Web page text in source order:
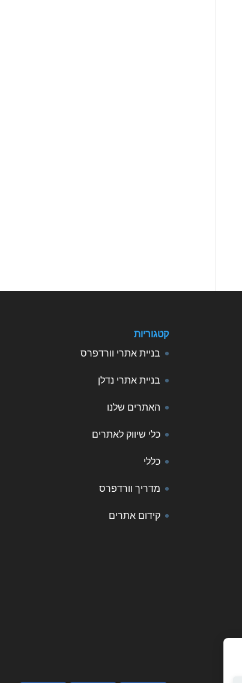
קטגוריות
בניית אתרי וורדפרס
בניית אתרי נדלן
האתרים שלנו
כלי שיווק לאתרים
כללי
מדריך וורדפרס
קידום אתרים